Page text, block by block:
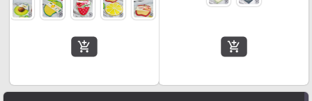
add_shopping_cart
add_shopping_cart